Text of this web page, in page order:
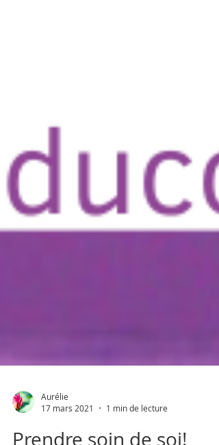
17 mars 2021
1 min de lecture